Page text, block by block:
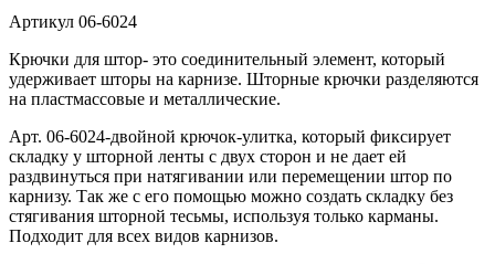
Артикул 06-6024
Крючки для штор- это соединительный элемент, который
удерживает шторы на карнизе. Шторные крючки разделяются
на пластмассовые и металлические.
Арт. 06-6024-двойной крючок-улитка, который фиксирует
складку у шторной ленты с двух сторон и не дает ей
раздвинуться при натягивании или перемещении штор по
карнизу. Так же с его помощью можно создать складку без
стягивания шторной тесьмы, используя только карманы.
Подходит для всех видов карнизов.